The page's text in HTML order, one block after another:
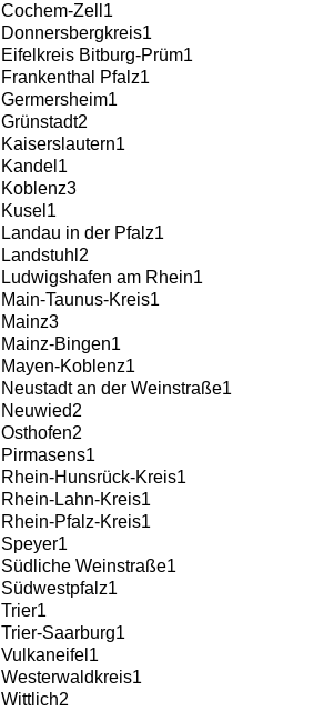
Cochem-Zell 1
Donnersbergkreis1
Eifelkreis Bitburg-Prüm1
Frankenthal Pfalz1
Germersheim1
Grünstadt2
Kaiserslautern1
Kandel 1
Koblenz3
Kusel 1
Landau in der Pfalz1
Landstuhl 2
Ludwigshafen am Rhein1
Main-Taunus-Kreis1
Mainz3
Mainz-Bingen1
Mayen-Koblenz1
Neustadt an der Weinstraße1
Neuwied2
Osthofen2
Pirmasens1
Rhein-Hunsrück-Kreis1
Rhein-Lahn-Kreis1
Rhein-Pfalz-Kreis1
Speyer1
Südliche Weinstraße1
Südwestpfalz1
Trier1
Trier-Saarburg1
Vulkaneifel 1
Westerwaldkreis1
Wittlich2